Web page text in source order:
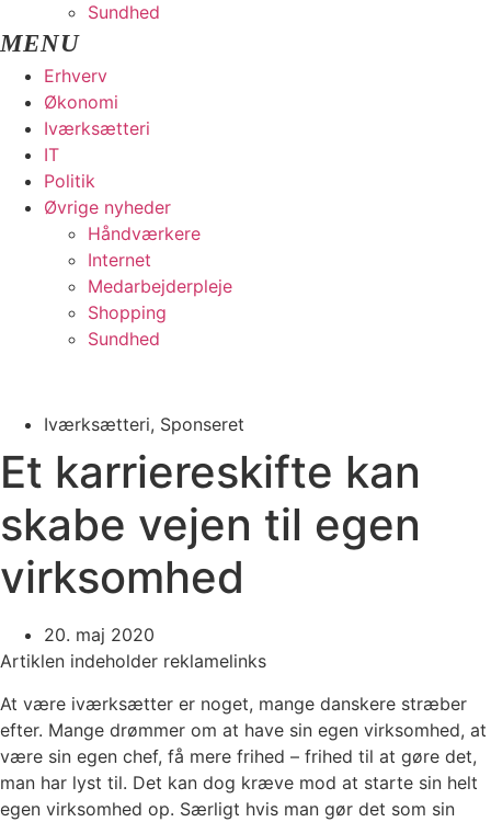
Sundhed
Erhverv
Økonomi
Iværksætteri
IT
Politik
Øvrige nyheder
Håndværkere
Internet
Medarbejderpleje
Shopping
Sundhed
Iværksætteri, Sponseret
Et karriereskifte kan
skabe vejen til egen
virksomhed
20. maj 2020
Artiklen indeholder reklamelinks
At være iværksætter er noget, mange danskere stræber
efter. Mange drømmer om at have sin egen virksomhed, at
være sin egen chef, få mere frihed – frihed til at gøre det,
man har lyst til. Det kan dog kræve mod at starte sin helt
egen virksomhed op. Særligt hvis man gør det som sin